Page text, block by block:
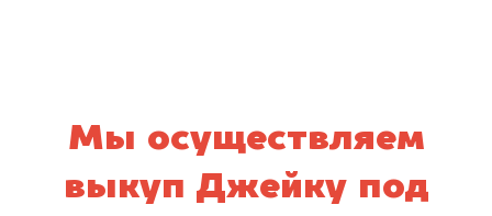
Мы осуществляем
выкуп Джейку под